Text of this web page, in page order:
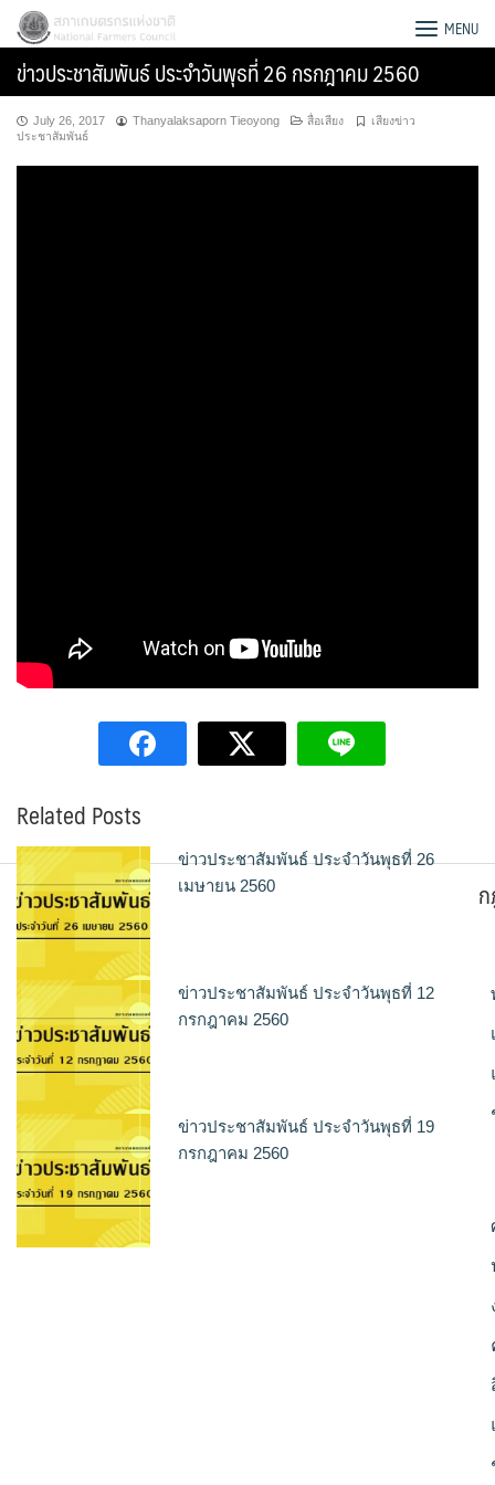
Skip
content
สภาเกษตรกรแห่งชาติ MENU
ข่าวประชาสัมพันธ์ ประจำวันพุธที่ 26 กรกฎาคม 2560
July 26, 2017 Thanyalaksaporn Tieoyong สื่อเสียง
เสียงข่าว
ประชาสัมพันธ์
Related Posts
ข่าวประชาสัมพันธ์ ประจำวันพุธที่ 26
เมษายน 2560
ข่าวประชาสัมพันธ์ ประจำวันพุธที่ 12
กรกฎาคม 2560
ข่าวประชาสัมพันธ์ ประจำวันพุธที่ 19
กรกฎาคม 2560